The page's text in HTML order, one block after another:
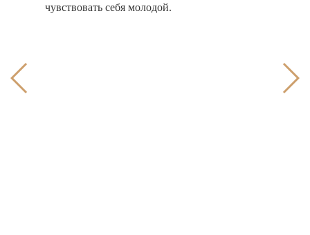
чувствовать себя молодой.